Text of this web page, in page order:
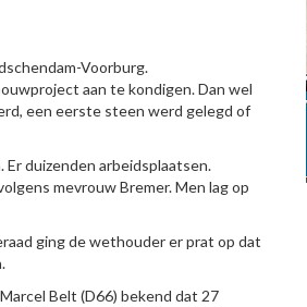
Voorburg.
aan te kondigen. Dan wel
een eerste steen werd gelegd of
duizenden arbeidsplaatsen.
mevrouw Bremer. Men lag op
ging de wethouder er prat op dat
Belt (D66) bekend dat 27